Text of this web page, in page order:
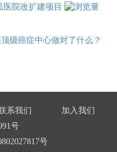
院改扩建项目
级癌症中心做对了什么？
系我们
加入我们
号
号